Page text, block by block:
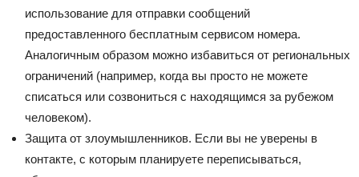
использование для отправки сообщений
предоставленного бесплатным сервисом номера.
Аналогичным образом можно избавиться от региональных
ограничений (например, когда вы просто не можете
списаться или созвониться с находящимся за рубежом
человеком).
Защита от злоумышленников. Если вы не уверены в
контакте, с которым планируете переписываться,